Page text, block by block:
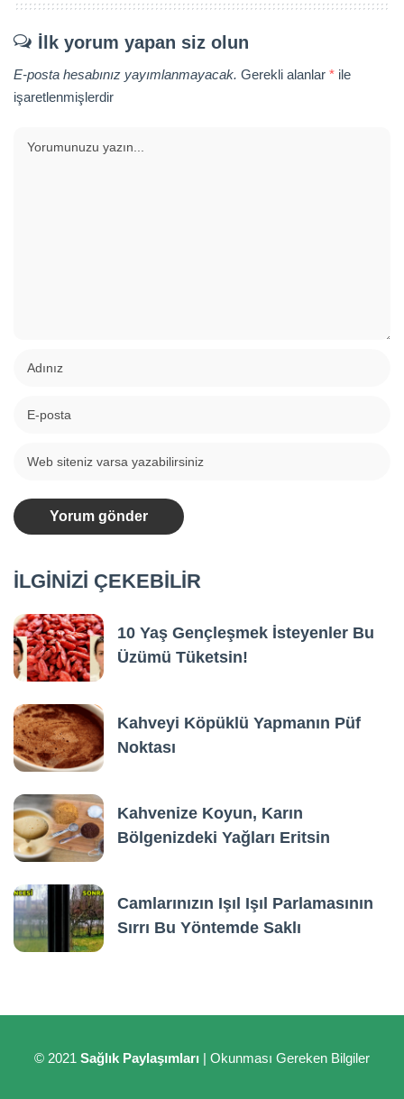
İlk yorum yapan siz olun
E-posta hesabınız yayımlanmayacak. Gerekli alanlar * ile
işaretlenmişlerdir
İLGİNİZİ ÇEKEBİLİR
10 Yaş Gençleşmek İsteyenler Bu
Üzümü Tüketsin!
Kahveyi Köpüklü Yapmanın Püf
Noktası
Kahvenize Koyun, Karın
Bölgenizdeki Yağları Eritsin
Camlarınızın Işıl Işıl Parlamasının
Sırrı Bu Yöntemde Saklı
© 2021 Sağlık Paylaşımları | Okunması Gereken Bilgiler